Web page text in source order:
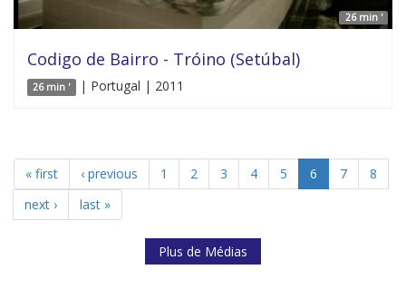
26 min '
Codigo de Bairro - Tróino (Setúbal)
26 min ' | Portugal | 2011
« first ‹ previous 1 2 3 4 5 6 7
8
next ›
last »
Plus de Médias